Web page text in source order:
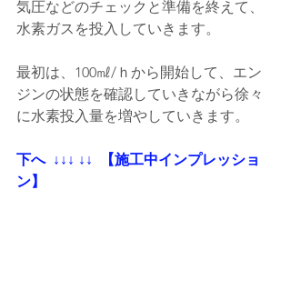
気圧などのチェックと準備を終えて、
水素ガスを投入していきます。
最初は、100㎖/ｈから開始して、エン
ジンの状態を確認していきながら徐々
に水素投入量を増やしていきます。
下へ  ↓↓↓ ↓↓  【施工中インプレッショ
ン】